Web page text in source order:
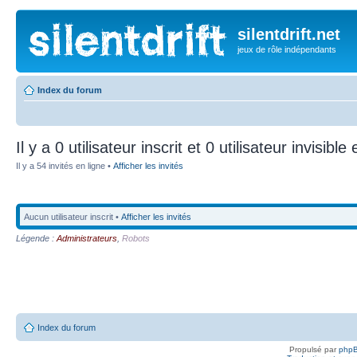
silentdrift.net
jeux de rôle indépendants
Index du forum
Il y a 0 utilisateur inscrit et 0 utilisateur invisible
Il y a 54 invités en ligne • Afficher les invités
Aucun utilisateur inscrit • Afficher les invités
Légende : Administrateurs Robots
Index du forum
Propulsé par